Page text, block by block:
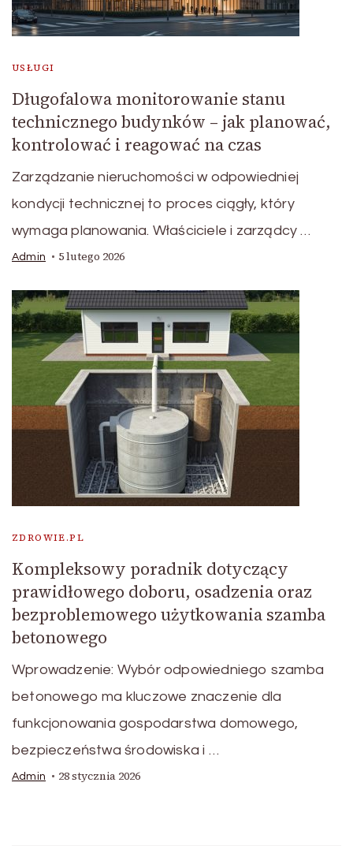
USŁUGI
Długofalowa monitorowanie stanu
technicznego budynków – jak planować,
kontrolować i reagować na czas
Zarządzanie nieruchomości w odpowiedniej
kondycji technicznej to proces ciągły, który
wymaga planowania. Właściciele i zarządcy …
Admin 5 lutego 2026
ZDROWIE.PL
Kompleksowy poradnik dotyczący
prawidłowego doboru, osadzenia oraz
bezproblemowego użytkowania szamba
betonowego
Wprowadzenie: Wybór odpowiedniego szamba
betonowego ma kluczowe znaczenie dla
funkcjonowania gospodarstwa domowego,
bezpieczeństwa środowiska i …
Admin 28 stycznia 2026